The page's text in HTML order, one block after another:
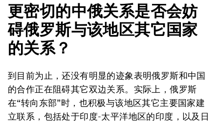
更密切的中俄关系是否会妨
碍俄罗斯与该地区其它国家
的关系？
到目前为止，还没有明显的迹象表明俄罗斯和中国
的合作正在阻碍其它双边关系。实际上，俄罗斯
在“转向东部”时，也积极与该地区其它主要国家建
立联系，包括处于印度-太平洋地区的印度，以及日